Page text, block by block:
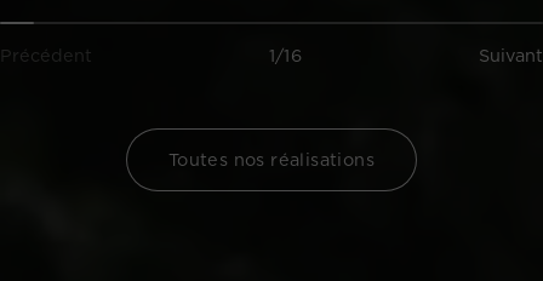
Précédent 1/16 Suivant
Toutes nos réalisations